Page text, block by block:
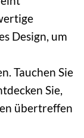
Design, um
Tauchen Sie
Sie,
übertreffen